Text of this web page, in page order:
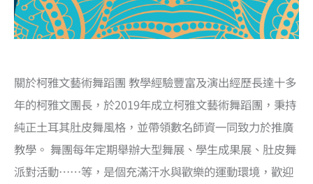
關於柯雅文藝術舞蹈團 教學經驗豐富及演出經歷長達十多
年的柯雅文團長，於2019年成立柯雅文藝術舞蹈團，秉持
純正土耳其肚皮舞風格，並帶領數名師資一同致力於推廣
教學。 舞團每年定期舉辦大型舞展、學生成果展、肚皮舞
派對活動……等，是個充滿汗水與歡樂的運動環境，歡迎